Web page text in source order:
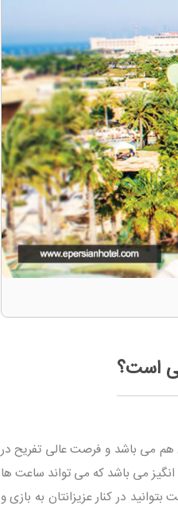
است؟
هم می باشد و فرصت عالی تفریح در
می باشد که می تواند ساعت ها
در کنار عزیزانتان به بازی و